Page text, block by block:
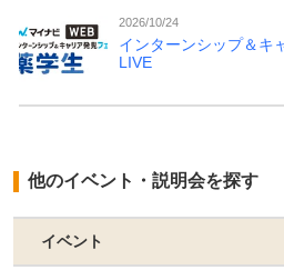
2026/10/24
インターンシップ＆キ
LIVE
他のイベント・説明会を探す
イベント